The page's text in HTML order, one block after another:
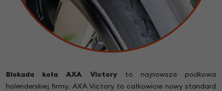
Blokada koła AXA Victoryto najnowsza podkowa
holenderskiej firmy. AXA Victory to całkowicie nowy standard